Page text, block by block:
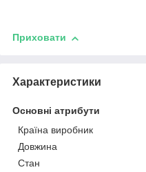
Приховати
Характеристики
Основні атрибути
Країна виробник
Довжина
Стан